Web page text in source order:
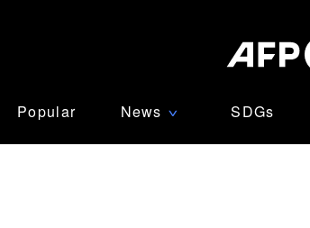
Popular News ∨ SDGs